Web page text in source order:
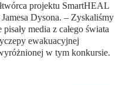
projektu SmartHEAL
Dysona. – Zyskaliśmy
media z całego świata
ewakuacyjnej
w tym konkursie.